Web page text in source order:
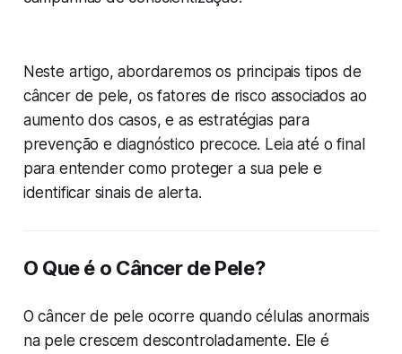
Neste artigo, abordaremos os principais tipos de
câncer de pele, os fatores de risco associados ao
aumento dos casos, e as estratégias para
prevenção e diagnóstico precoce. Leia até o final
para entender como proteger a sua pele e
identificar sinais de alerta.
O Que é o Câncer de Pele?
O câncer de pele ocorre quando células anormais
na pele crescem descontroladamente. Ele é